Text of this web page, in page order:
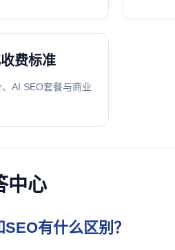
费标准
AI SEO套餐与商业
中心
有什么区别？